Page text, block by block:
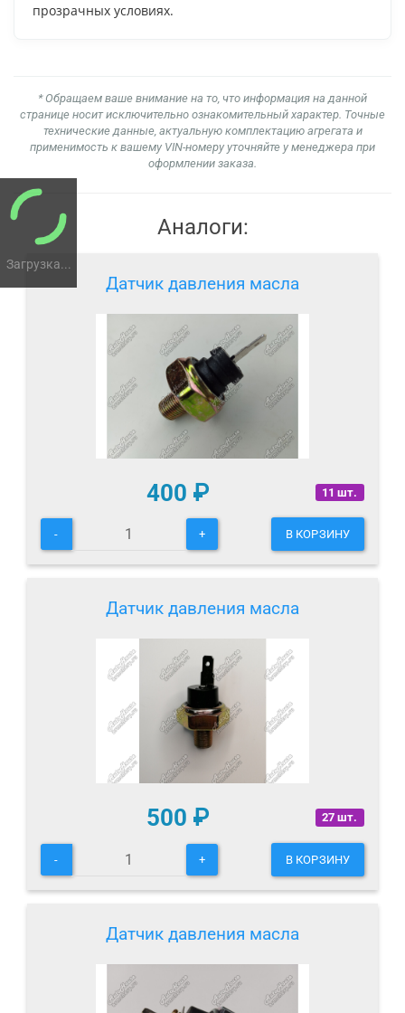
Загрузка...
прозрачных условиях.
* Обращаем ваше внимание на то, что информация на данной
странице носит исключительно ознакомительный характер. Точные
технические данные, актуальную комплектацию агрегата и
применимость к вашему VIN-номеру уточняйте у менеджера при
оформлении заказа.
Аналоги:
Датчик давления масла
11 шт.
400 ₽
- + В КОРЗИНУ
Датчик давления масла
27 шт.
500 ₽
- + В КОРЗИНУ
Датчик давления масла